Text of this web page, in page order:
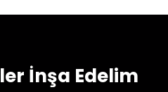
İnşa Edelim